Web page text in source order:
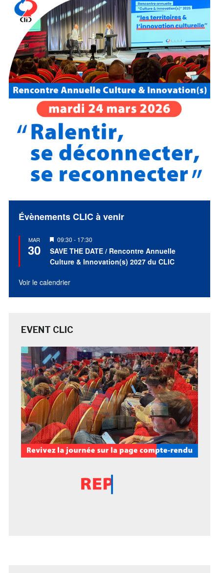
Évènements CLIC à venir
MAR
30
Mis
en
avant
09:30 - 17:30
SAVE THE DATE / Rencontre Annuelle
Culture & Innovation(s) 2027 du CLIC
Voir le calendrier
EVENT CLIC